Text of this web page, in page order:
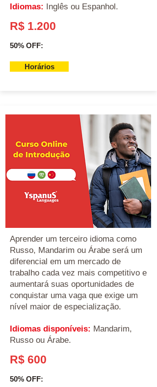
Idiomas: Inglês ou Espanhol.
R$ 1.200
50% OFF:
Horários
Aprender um terceiro idioma como
Russo, Mandarim ou Árabe será um
diferencial em um mercado de
trabalho cada vez mais competitivo e
aumentará suas oportunidades de
conquistar uma vaga que exige um
nível maior de especialização.
Idiomas disponíveis: Mandarim,
Russo ou Árabe.
R$ 600
50% OFF: